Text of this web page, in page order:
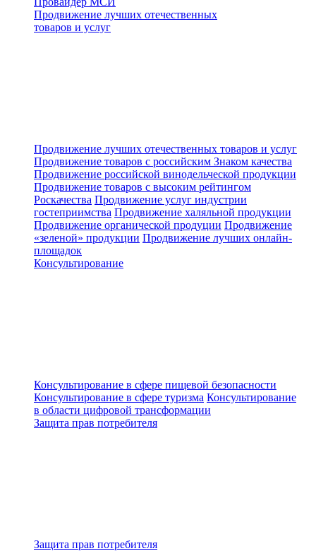
Продвижение лучших отечественных
товаров и услуг
Продвижение лучших отечественных товаров и услуг
Продвижение товаров с российским Знаком качества
Продвижение российской винодельческой продукции
Продвижение товаров с высоким рейтингом
Роскачества Продвижение услуг индустрии
гостеприимства Продвижение халяльной продукции
Продвижение органической продуции Продвижение
«зеленой» продукции Продвижение лучших онлайн-
площадок
Консультирование
Консультирование в сфере пищевой безопасности
Консультирование в сфере туризма Консультирование
в области цифровой трансформации
Защита прав потребителя
Защита прав потребителя